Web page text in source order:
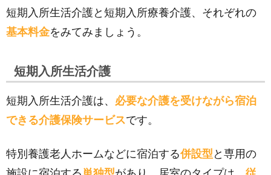
短期入所生活介護と短期入所療養介護、それぞれの
基本料金をみてみましょう。
短期入所生活介護
短期入所生活介護は、 必要な介護を受けながら宿泊
できる介護保険サービスです。
特別養護老人ホームなどに宿泊する併設型 と専用の